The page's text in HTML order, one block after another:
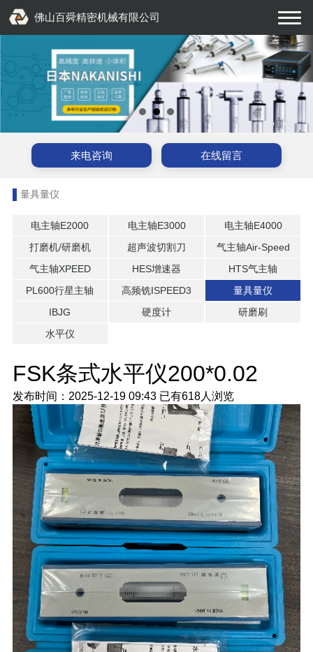
佛山百舜精密机械有限公司
来电咨询 在线留言
量具量仪
电主轴E2000 电主轴E3000
电主轴E4000
打磨机/研磨机
超声波切割刀
气主轴Air-Speed
气主轴XPEED
HES增速器
HTS气主轴
PL600行星主轴
高频铣ISPEED3
量具量仪
IBJG
硬度计
研磨刷
水平仪
FSK条式水平仪200*0.02
发布时间：2025-12-19 09:43 已有618人浏览